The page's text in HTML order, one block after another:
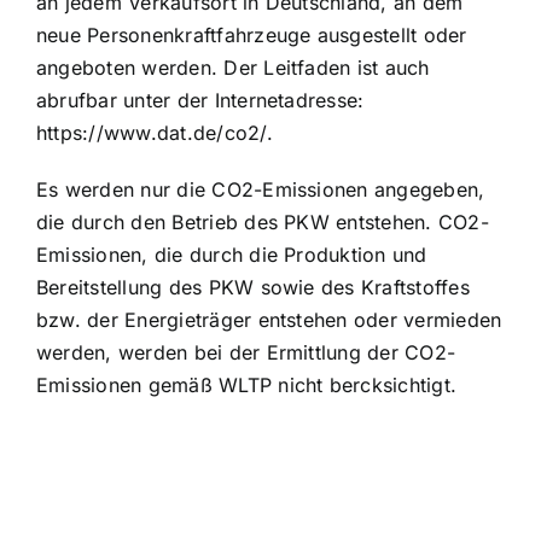
neue Personenkraftfahrzeuge ausgestellt oder
angeboten werden. Der Leitfaden ist auch
abrufbar unter der Internetadresse:
https://www.dat.de/co2/.
Es werden nur die CO2-Emissionen angegeben,
die durch den Betrieb des PKW entstehen. CO2-
Emissionen, die durch die Produktion und
Bereitstellung des PKW sowie des Kraftstoffes
bzw. der Energieträger entstehen oder vermieden
werden, werden bei der Ermittlung der CO2-
Emissionen gemäß WLTP nicht bercksichtigt.